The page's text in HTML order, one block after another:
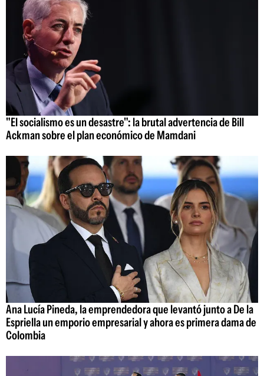
"El socialismo es un desastre": la brutal advertencia de Bill
Ackman sobre el plan económico de Mamdani
Ana Lucía Pineda, la emprendedora que levantó junto a De la
Espriella un emporio empresarial y ahora es primera dama de
Colombia